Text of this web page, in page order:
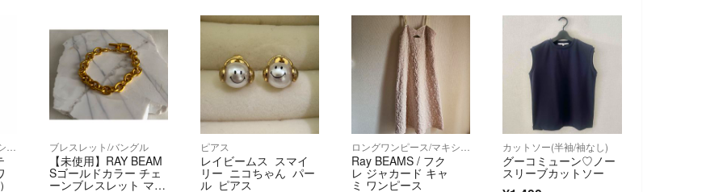
ブレスレット/バングル
【未使用】RAY BEAM
Sゴールドカラー チェ
ーンブレスレット マン
ピアス
レイビームス スマイ
リー ニコちゃん パー
ル ピアス
Ray BEAMS / フク
レ ジャカード キャ
ミ ワンピース
カットソー(半袖/袖なし)
グーコミューン♡ノー
スリーブカットソー